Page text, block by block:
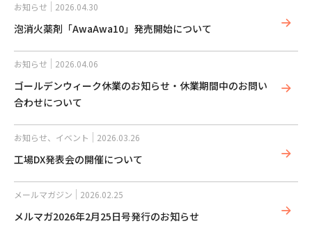
お知らせ 2026.04.30
泡消火薬剤「AwaAwa10」発売開始について
お知らせ 2026.04.06
ゴールデンウィーク休業のお知らせ・休業期間中のお問い
合わせについて
お知らせ、 イベント 2026.03.26
工場DX発表会の開催について
メールマガジン 2026.02.25
メルマガ2026年2月25日号発行のお知らせ